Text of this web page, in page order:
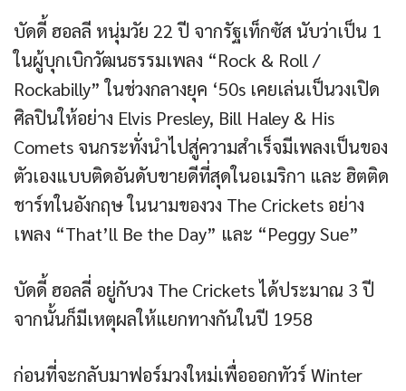
บัดดี้ ฮอลลี หนุ่มวัย 22 ปี จากรัฐเท็กซัส นับว่าเป็น 1
ในผู้บุกเบิกวัฒนธรรมเพลง “Rock & Roll /
Rockabilly” ในช่วงกลางยุค ‘50s เคยเล่นเป็นวงเปิด
ศิลปินให้อย่าง Elvis Presley, Bill Haley & His
Comets จนกระทั่งนำไปสู่ความสำเร็จมีเพลงเป็นของ
ตัวเองแบบติดอันดับขายดีที่สุดในอเมริกา และ ฮิตติด
ชาร์ทในอังกฤษ ในนามของวง The Crickets อย่าง
เพลง “That’ll Be the Day” และ “Peggy Sue”
บัดดี้ ฮอลลี่ อยู่กับวง The Crickets ได้ประมาณ 3 ปี
จากนั้นก็มีเหตุผลให้แยกทางกันในปี 1958
ก่อนที่จะกลับมาฟอร์มวงใหม่เพื่อออกทัวร์ Winter